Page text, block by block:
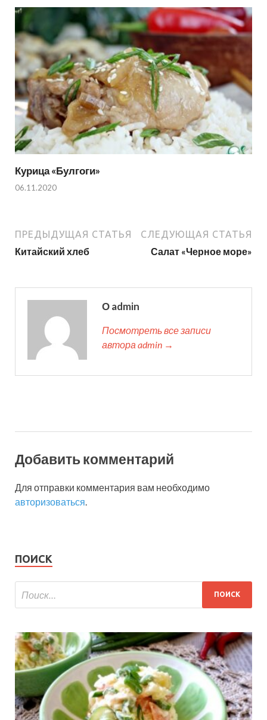
Курица «Булгоги»
06.11.2020
ПРЕДЫДУЩАЯ СТАТЬЯ
Китайский хлеб
СЛЕДУЮЩАЯ СТАТЬЯ
Салат «Черное море»
О admin
Посмотреть все записи
автора admin →
Добавить комментарий
Для отправки комментария вам необходимо
авторизоваться
ПОИСК